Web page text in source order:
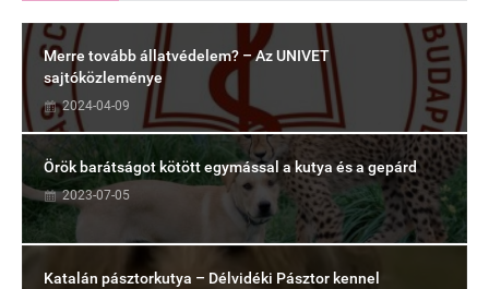
Merre tovább állatvédelem? – Az UNIVET
sajtóközleménye
2024-04-09
Örök barátságot kötött egymással a kutya és a gepárd
2023-07-05
Katalán pásztorkutya – Délvidéki Pásztor kennel